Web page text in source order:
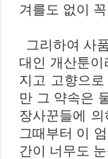
겨를도 없이
그리하여 사
대인 개산툰
지고 고향으
만 그 약속은
장사꾼들에
그때부터 이
간이 너무도